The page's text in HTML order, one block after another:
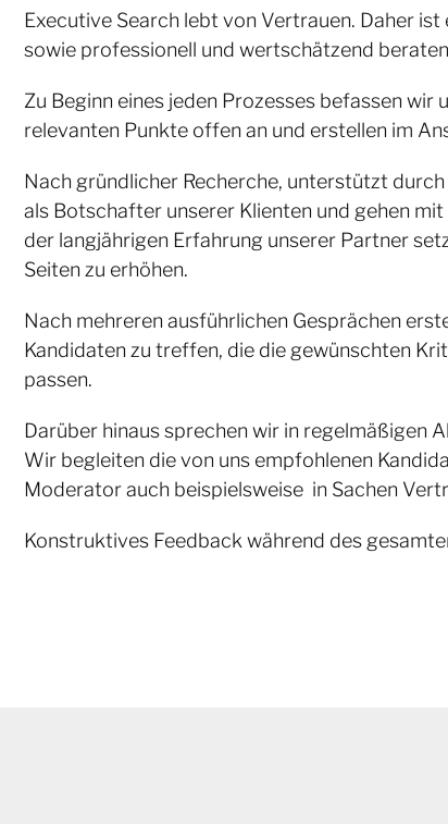
Executive Search lebt von Vertrauen. Daher
sowie professionell und wertschätzend
Zu Beginn eines jeden Prozesses befassen
relevanten Punkte offen an und erstellen im
Nach gründlicher Recherche, unterstützt
als Botschafter unserer Klienten und gehen
der langjährigen Erfahrung unserer Partner
Seiten zu erhöhen.
Nach mehreren ausführlichen Gesprächen
Kandidaten zu treffen, die die gewünschten
passen.
Darüber hinaus sprechen wir in regelmäßigen
Wir begleiten die von uns empfohlenen
Moderator auch beispielsweise in Sachen
Konstruktives Feedback während des